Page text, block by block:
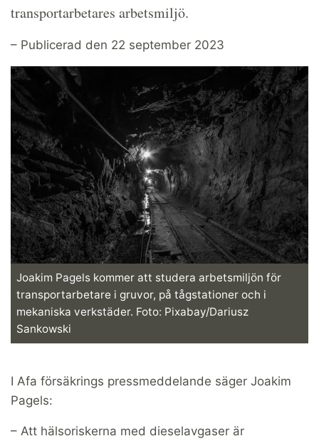
transportarbetares arbetsmiljö.
– Publicerad den 22 september 2023
Joakim Pagels kommer att studera arbetsmiljön för
transportarbetare i gruvor, på tågstationer och i
mekaniska verkstäder. Foto: Pixabay/Dariusz
Sankowski
I Afa försäkrings pressmeddelande säger Joakim
Pagels:
– Att hälsoriskerna med dieselavgaser är